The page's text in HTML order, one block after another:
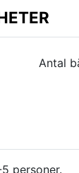
Antal
personer.